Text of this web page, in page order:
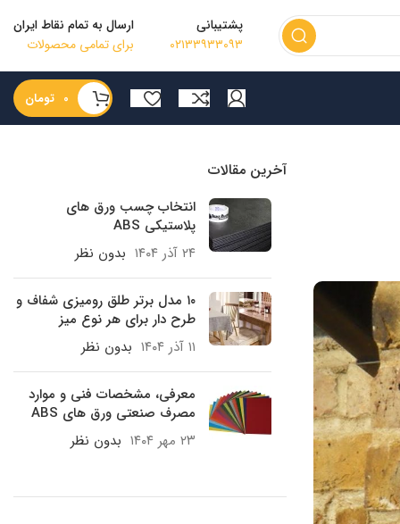
پشتیبانی
۰۲۱۳۳۹۳۳۰۹۳
ارسال به تمام نقاط ایران
برای تمامی محصولات
0 تومان
آخرین مقالات
انتخاب چسب ورق های
پلاستیکی ABS
۲۴ آذر ۱۴۰۴
بدون نظر
۱۰ مدل برتر طلق رومیزی شفاف و
طرح دار برای هر نوع میز
۱۱ آذر ۱۴۰۴
بدون نظر
معرفی، مشخصات فنی و موارد
مصرف صنعتی ورق های ABS
۲۳ مهر ۱۴۰۴
بدون نظر